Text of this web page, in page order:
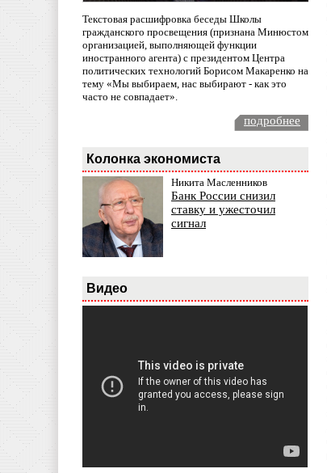
Текстовая расшифровка беседы Школы
гражданского просвещения (признана Минюстом
организацией, выполняющей функции
иностранного агента) с президентом Центра
политических технологий Борисом Макаренко на
тему «Мы выбираем, нас выбирают - как это
часто не совпадает».
подробнее
Колонка экономиста
Никита Масленников
Банк России снизил
ставку и ужесточил
сигнал
Видео